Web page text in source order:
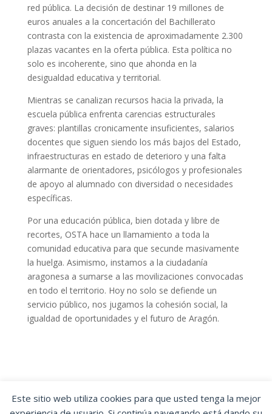
Este sitio web utiliza cookies para que usted tenga la mejor
red pública. La decisión de destinar 19 millones de
euros anuales a la concertación del Bachillerato
contrasta con la existencia de aproximadamente 2.300
plazas vacantes en la oferta pública. Esta política no
solo es incoherente, sino que ahonda en la
desigualdad educativa y territorial.
Mientras se canalizan recursos hacia la privada, la
escuela pública enfrenta carencias estructurales
graves: plantillas cronicamente insuficientes, salarios
docentes que siguen siendo los más bajos del Estado,
infraestructuras en estado de deterioro y una falta
alarmante de orientadores, psicólogos y profesionales
de apoyo al alumnado con diversidad o necesidades
específicas.
Por una educación pública, bien dotada y libre de
recortes, OSTA hace un llamamiento a toda la
comunidad educativa para que secunde masivamente
la huelga. Asimismo, instamos a la ciudadanía
aragonesa a sumarse a las movilizaciones convocadas
en todo el territorio. Hoy no solo se defiende un
servicio público, nos jugamos la cohesión social, la
igualdad de oportunidades y el futuro de Aragón.